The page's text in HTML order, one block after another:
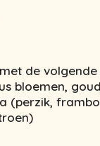
de
bloemen,
(perzik,